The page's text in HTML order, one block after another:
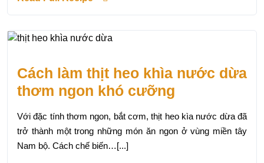
Cách làm thịt heo khìa nước dừa
thơm ngon khó cưỡng
Với đặc tính thơm ngon, bắt cơm, thịt heo kìa nước dừa đã
trở thành một trong những món ăn ngon ở vùng miền tây
Nam bộ. Cách chế biến…[...]